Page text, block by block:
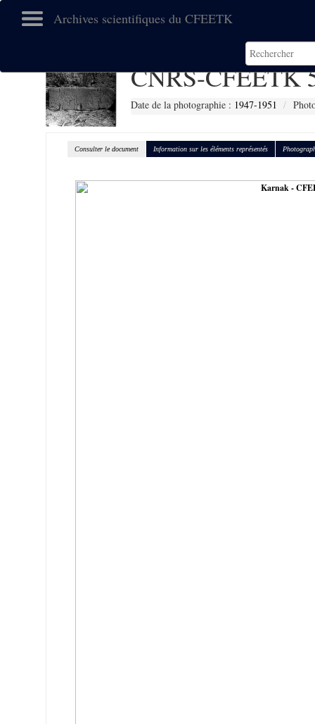
Archives scientifiques du CFEETK
CNRS-CFEETK
Date de la photographie : 1947-1951
Consulter le document Information sur les éléments représentés